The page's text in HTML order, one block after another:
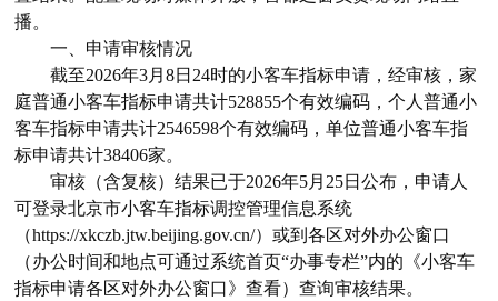
播。
一、申请审核情况
截至2026年3月8日24时的小客车指标申请，经审核，家
庭普通小客车指标申请共计528855个有效编码，个人普通小
客车指标申请共计2546598个有效编码，单位普通小客车指
标申请共计38406家。
审核（含复核）结果已于2026年5月25日公布，申请人
可登录北京市小客车指标调控管理信息系统
（https://xkczb.jtw.beijing.gov.cn/）或到各区对外办公窗口
（办公时间和地点可通过系统首页“办事专栏”内的《小客车
指标申请各区对外办公窗口》查看）查询审核结果。